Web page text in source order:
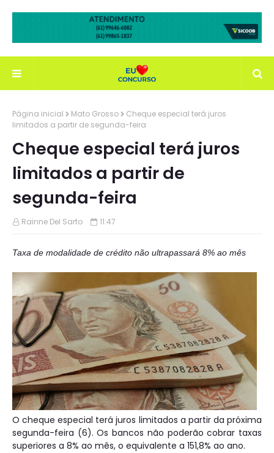
Página inicial Mato Grosso
Cheque especial terá juros
limitados a partir de segunda-feira
Cheque especial terá juros
limitados a partir de
segunda-feira
Rainne Del Sarto 11:47
Taxa de modalidade de crédito não ultrapassará 8% ao mês
O cheque especial terá juros limitados a partir da próxima
segunda-feira (6). Os bancos não poderão cobrar taxas
superiores a 8% ao mês, o equivalente a 151,8% ao ano.